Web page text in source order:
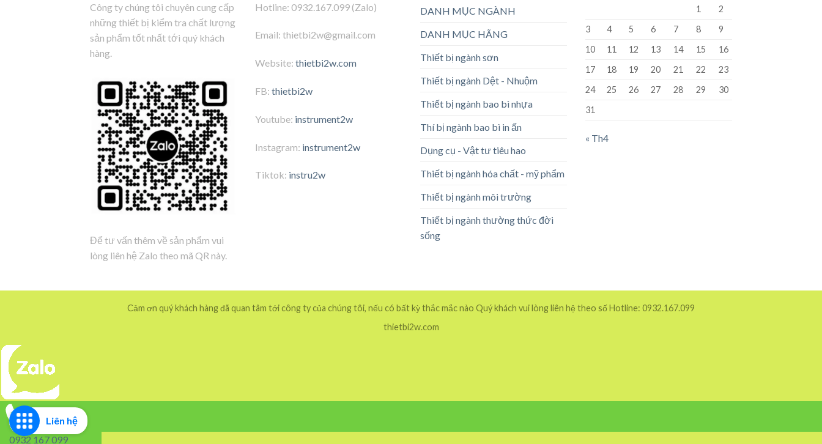
Công ty chúng tôi chuyên cung cấp
những thiết bị kiểm tra chất lượng
sản phẩm tốt nhất tới quý khách
hàng.
Để tư vấn thêm về sản phẩm vui
lòng liên hệ Zalo theo mã QR này.
Hotline: 0932.167.099 (Zalo)
Email: thietbi2w@gmail.com
Website: thietbi2w.com
FB: thietbi2w
Youtube: instrument2w
Instagram: instrument2w
Tiktok: instru2w
DANH MỤC NGÀNH
DANH MỤC HÃNG
Thiết bị ngành sơn
Thiết bị ngành Dệt - Nhuộm
Thiết bị ngành bao bì nhựa
Thí bị ngành bao bì in ấn
Dụng cụ - Vật tư tiêu hao
Thiết bị ngành hóa chất - mỹ phẩm
Thiết bị ngành môi trường
Thiết bị ngành thường thức đời
sống
1
2
3
4 5 6 7 8
9
10
11 12 13 14 15
16
17
18 19 20 21 22
23
24
25 26 27 28 29
30
31
« Th4
Cảm ơn quý khách hàng đã quan tâm tới công ty của chúng tôi, nếu có bất kỳ thắc mắc nào Quý khách vui lòng liên hệ theo số Hotline: 0932.167.099
thietbi2w.com
Liên hệ
0932 167 099